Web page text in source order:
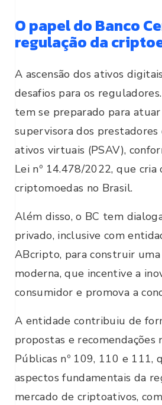
O papel do Banco
regulação da
A ascensão dos ativos
desafios para os
tem se preparado para
supervisora dos prestadores
ativos virtuais (PSAV),
Lei nº 14.478/2022, que cria
criptomoedas no Brasil.
Além disso, o BC tem
privado, inclusive com
ABcripto, para construir
moderna, que incentive a
consumidor e promova a
A entidade contribuiu de
propostas e recomendações
Públicas nº 109, 110 e 111,
aspectos fundamentais da
mercado de criptoativos,